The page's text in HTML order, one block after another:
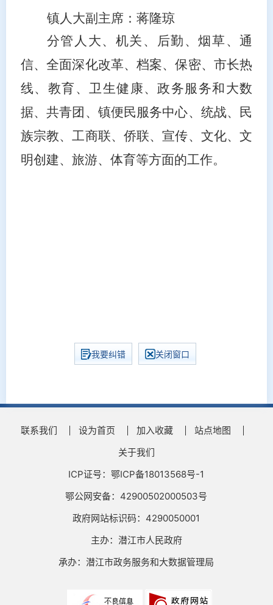
镇人大副主席：蒋隆琼
分管人大、 机关 、后勤 、烟草、通
信、全面深化改革、档案、保密、市长热
线、 教育、卫生健康、政务服务和大数
据、共青团、 镇便民服务中心、 统战、
民
族宗教、工商联、侨联、宣传、文化、文
明创建、旅游、体育等方面的工作。
我要纠错 关闭窗口
联系我们 设为首页 加入收藏
站点地图
关于我们
ICP证号：鄂ICP备18013568号-1
鄂公网安备：42900502000503号
政府网站标识码：4290050001
主办：潜江市人民政府
承办：潜江市政务服务和大数据管理局